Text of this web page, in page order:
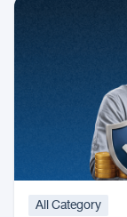
All Category